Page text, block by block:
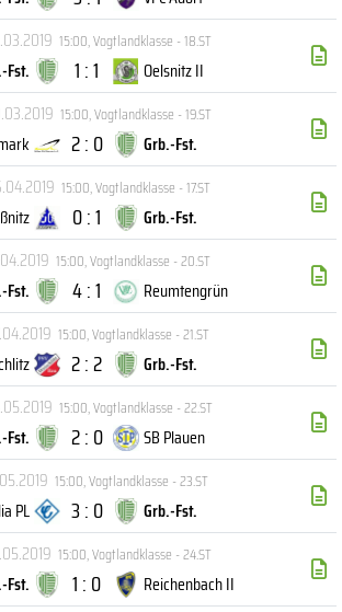
15:00,Vogtlandklasse - 18.ST
Fst. 1 : 1
Oelsnitz II
15:00,Vogtlandklasse - 19.ST
2 : 0
Grb.-Fst.
15:00,Vogtlandklasse - 17.ST
0 : 1
Grb.-Fst.
15:00,Vogtlandklasse - 20.ST
Fst. 4 : 1
Reumtengrün
15:00,Vogtlandklasse - 21.ST
2 : 2
Grb.-Fst.
15:00,Vogtlandklasse - 22.ST
Fst. 2 : 0
SB Plauen
15:00,Vogtlandklasse - 23.ST
PL 3 : 0
Grb.-Fst.
15:00,Vogtlandklasse - 24.ST
Fst. 1 : 0
Reichenbach II